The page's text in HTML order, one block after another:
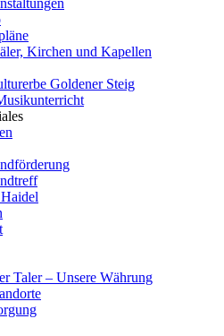
Kirchen und Kapellen
Goldener Steig
Taler – Unsere Währung